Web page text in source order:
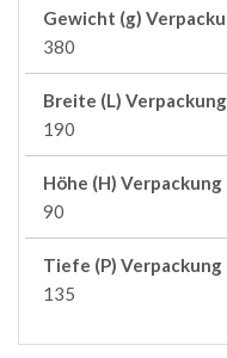
Gewicht (g)
380
Breite (L) Verpackung
190
Höhe (H) Verpackung
90
Tiefe (P) Verpackung
135